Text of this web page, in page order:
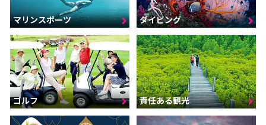
マリンスポーツ ダイビング
ゴルフ 責任ある観光